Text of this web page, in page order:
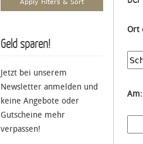
Ort
Am:
Geld sparen!
Jetzt bei unserem
Newsletter anmelden und
keine Angebote oder
Gutscheine mehr
verpassen!